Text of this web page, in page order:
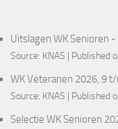
Uitslagen WK
Source: KNAS Published
WK Veteranen 2026, 9
Source: KNAS Published
Selectie WK Senioren